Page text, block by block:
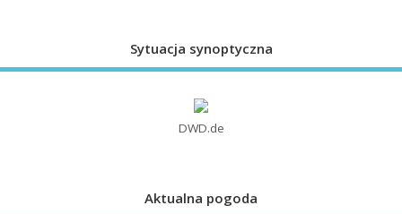
Sytuacja synoptyczna
DWD.de
Aktualna pogoda